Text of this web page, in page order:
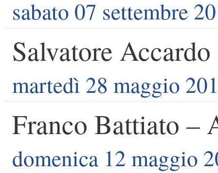
sabato 07 settembre
Salvatore
martedì 28 maggio
Franco Battiato –
domenica 12 maggio